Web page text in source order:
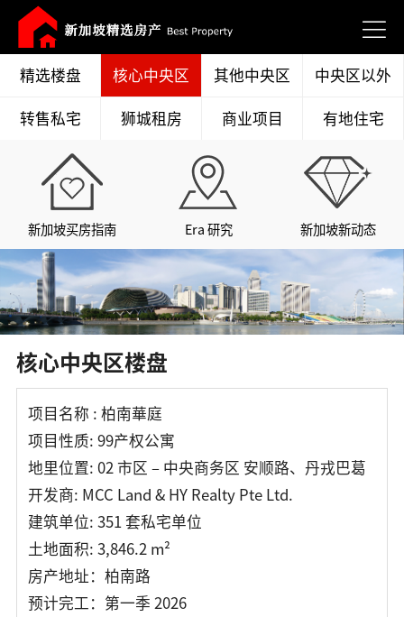
精选楼盘 核心中央区 其他中央区
中央区以外
转售私宅
狮城租房 商业项目 有地住宅
新加坡买房指南 Era 研究 新加坡新动态
核心中央区楼盘
项目名称 : 柏南華庭
项目性质: 99产权公寓
地里位置: 02 市区 – 中央商务区 安顺路、丹戎巴葛
开发商: MCC Land & HY Realty Pte Ltd.
建筑单位: 351 套私宅单位
土地面积: 3,846.2 m²
房产地址：柏南路
预计完工：第一季 2026